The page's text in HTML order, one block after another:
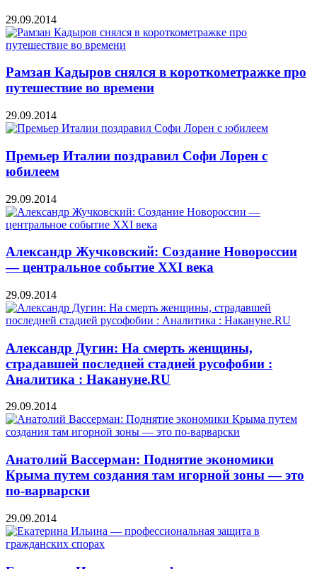
29.09.2014
Рамзан Кадыров снялся в короткометражке про
путешествие во времени
29.09.2014
Премьер Италии поздравил Софи Лорен с
юбилеем
29.09.2014
Александр Жучковский: Создание Новороссии
— центральное событие XXI века
29.09.2014
Александр Дугин: На смерть женщины,
страдавшей последней стадией русофобии :
Аналитика : Накануне.RU
29.09.2014
Анатолий Вассерман: Поднятие экономики
Крыма путем создания там игорной зоны — это
по-варварски
29.09.2014